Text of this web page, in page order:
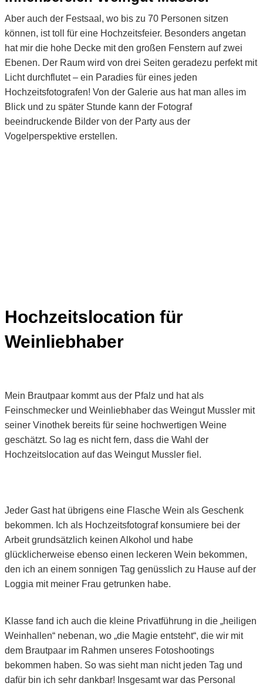
Aber auch der Festsaal, wo bis zu 70 Personen sitzen
können, ist toll für eine Hochzeitsfeier. Besonders angetan
hat mir die hohe Decke mit den großen Fenstern auf zwei
Ebenen. Der Raum wird von drei Seiten geradezu perfekt mit
Licht durchflutet – ein Paradies für eines jeden
Hochzeitsfotografen! Von der Galerie aus hat man alles im
Blick und zu später Stunde kann der Fotograf
beeindruckende Bilder von der Party aus der
Vogelperspektive erstellen.
Hochzeitslocation für
Weinliebhaber
Mein Brautpaar kommt aus der Pfalz und hat als
Feinschmecker und Weinliebhaber das Weingut Mussler mit
seiner Vinothek bereits für seine hochwertigen Weine
geschätzt. So lag es nicht fern, dass die Wahl der
Hochzeitslocation auf das Weingut Mussler fiel.
Jeder Gast hat übrigens eine Flasche Wein als Geschenk
bekommen. Ich als Hochzeitsfotograf konsumiere bei der
Arbeit grundsätzlich keinen Alkohol und habe
glücklicherweise ebenso einen leckeren Wein bekommen,
den ich an einem sonnigen Tag genüsslich zu Hause auf der
Loggia mit meiner Frau getrunken habe.
Klasse fand ich auch die kleine Privatführung in die „heiligen
Weinhallen“ nebenan, wo „die Magie entsteht“, die wir mit
dem Brautpaar im Rahmen unseres Fotoshootings
bekommen haben. So was sieht man nicht jeden Tag und
dafür bin ich sehr dankbar! Insgesamt war das Personal